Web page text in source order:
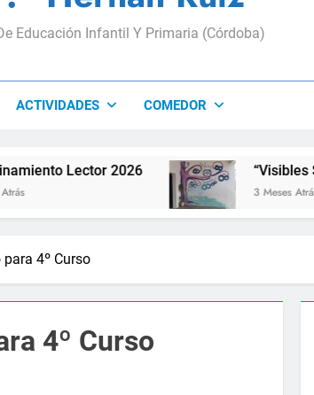
Educación Infantil Y Primaria (Córdoba)
ACTIVIDADES COMEDOR
Lector 2026 “Visibles Sí”
3 Meses Atrás
4º Curso
4º Curso